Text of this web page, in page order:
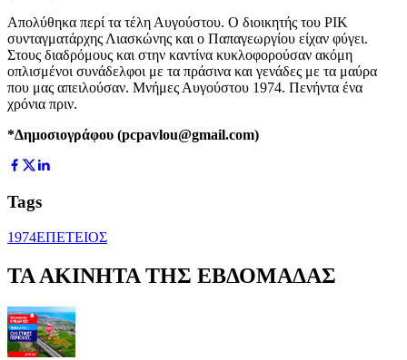
Απολύθηκα περί τα τέλη Αυγούστου. Ο διοικητής του ΡΙΚ
συνταγματάρχης Λιασκώνης και ο Παπαγεωργίου είχαν φύγει.
Στους διαδρόμους και στην καντίνα κυκλοφορούσαν ακόμη
οπλισμένοι συνάδελφοι με τα πράσινα και γενάδες με τα μαύρα
που μας απειλούσαν. Μνήμες Αυγούστου 1974. Πενήντα ένα
χρόνια πριν.
*Δημοσιογράφου (pcpavlou@gmail.com)
Tags
1974ΕΠΕΤΕΙΟΣ
ΤΑ ΑΚΙΝΗΤΑ ΤΗΣ ΕΒΔΟΜΑΔΑΣ